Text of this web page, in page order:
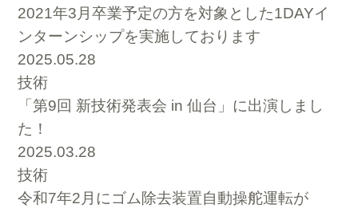
2021年3月卒業予定の方を対象とした1DAYイ
ンターンシップを実施しております
2025.05.28
技術
「第9回 新技術発表会 in 仙台」に出演しまし
た！
2025.03.28
技術
令和7年2月にゴム除去装置自動操舵運転が